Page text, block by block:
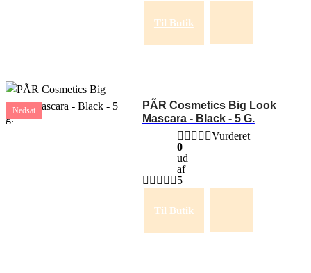
Til Butik
Nedsat
PÃR Cosmetics Big Look
Mascara - Black - 5 G.
Vurderet
0
ud
af
5
Til Butik